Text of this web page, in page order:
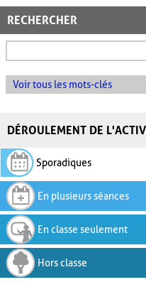
RECHERCHER
Voir tous les mots-clés
DÉROULEMENT DE
Sporadiques
En plusieurs séances
En classe seulement
Hors classe